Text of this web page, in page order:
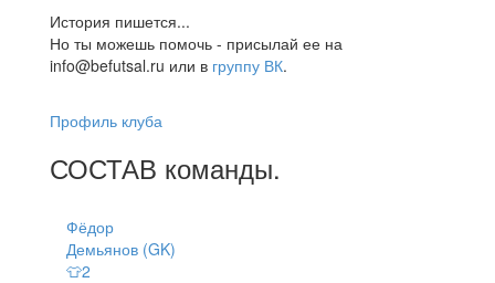
История пишется...
Но ты можешь помочь - присылай ее на
info@befutsal.ru или в группу ВК.
Профиль клуба
СОСТАВ команды.
Фёдор
Демьянов (GK)
👕2